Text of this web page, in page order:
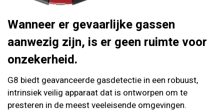
Wanneer er gevaarlijke gassen
aanwezig zijn, is er geen ruimte voor
onzekerheid.
G8 biedt geavanceerde gasdetectie in een robuust,
intrinsiek veilig apparaat dat is ontworpen om te
presteren in de meest veeleisende omgevingen.